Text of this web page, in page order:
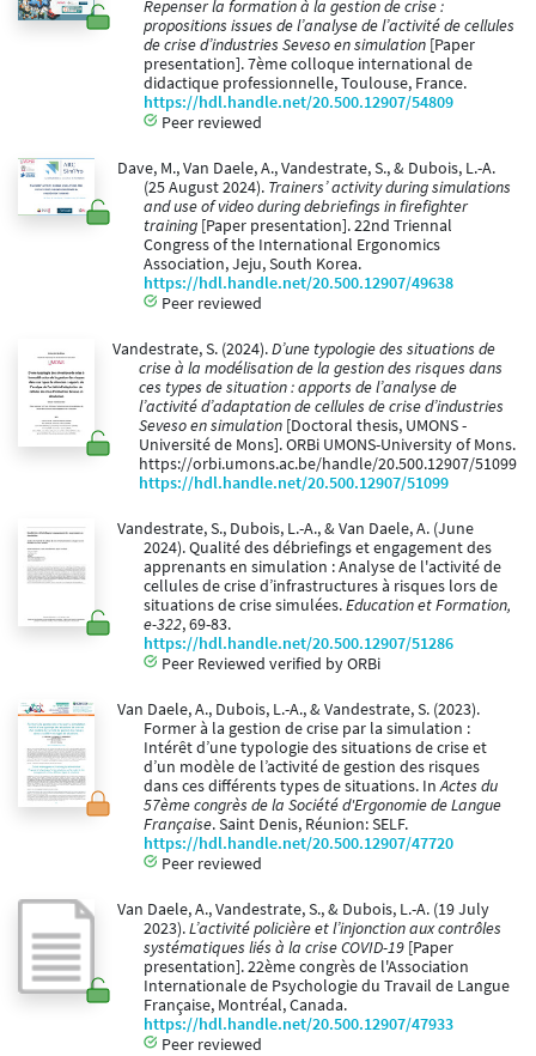
Repenser la formation à la gestion de crise :
propositions issues de l’analyse de l’activité de cellules
de crise d’industries Seveso en simulation [Paper
presentation]. 7ème colloque international de
didactique professionnelle, Toulouse, France.
https://hdl.handle.net/20.500.12907/54809
Peer reviewed
Dave, M., Van Daele, A., Vandestrate, S., & Dubois, L.-A.
(25 August 2024). Trainers’ activity during simulations
and use of video during debriefings in firefighter
training [Paper presentation]. 22nd Triennal
Congress of the International Ergonomics
Association, Jeju, South Korea.
https://hdl.handle.net/20.500.12907/49638
Peer reviewed
Vandestrate, S. (2024).D’une typologie des situations de
crise à la modélisation de la gestion des risques dans
ces types de situation : apports de l’analyse de
l’activité d’adaptation de cellules de crise d’industries
Seveso en simulation [Doctoral thesis, UMONS -
Université de Mons]. ORBi UMONS-University of Mons.
https://orbi.umons.ac.be/handle/20.500.12907/51099
https://hdl.handle.net/20.500.12907/51099
Vandestrate, S., Dubois, L.-A., & Van Daele, A. (June
2024). Qualité des débriefings et engagement des
apprenants en simulation : Analyse de l'activité de
cellules de crise d’infrastructures à risques lors de
situations de crise simulées.Education et Formation,
e-322, 69-83.
https://hdl.handle.net/20.500.12907/51286
Peer Reviewed verified by ORBi
Van Daele, A., Dubois, L.-A., & Vandestrate, S. (2023).
Former à la gestion de crise par la simulation :
Intérêt d’une typologie des situations de crise et
d’un modèle de l’activité de gestion des risques
dans ces différents types de situations. InActes du
57ème congrès de la Société d'Ergonomie de Langue
Française. Saint Denis, Réunion: SELF.
https://hdl.handle.net/20.500.12907/47720
Peer reviewed
Van Daele, A., Vandestrate, S., & Dubois, L.-A. (19 July
2023).L’activité policière et l’injonction aux contrôles
systématiques liés à la crise COVID-19 [Paper
presentation]. 22ème congrès de l'Association
Internationale de Psychologie du Travail de Langue
Française, Montréal, Canada.
https://hdl.handle.net/20.500.12907/47933
Peer reviewed